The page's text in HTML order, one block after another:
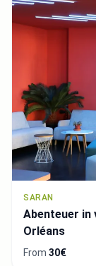
SARAN
Abenteuer in
Orléans
From 30€